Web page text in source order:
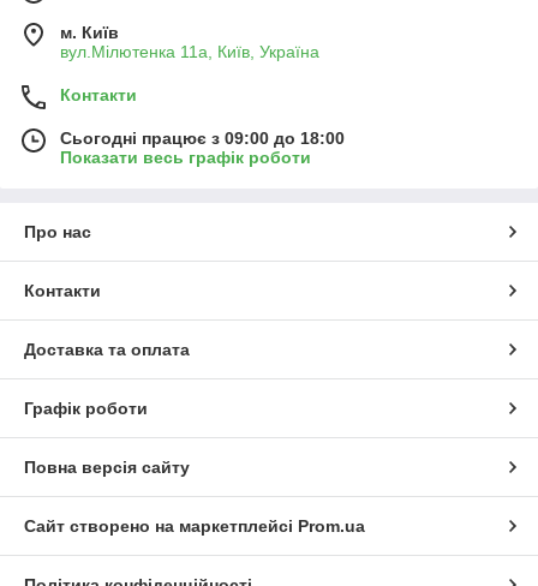
м. Київ
вул.Мілютенка 11а, Київ, Україна
Контакти
Сьогодні працює з 09:00 до 18:00
Показати весь графік роботи
Про нас
Контакти
Доставка та оплата
Графік роботи
Повна версія сайту
Сайт створено на маркетплейсі Prom.ua